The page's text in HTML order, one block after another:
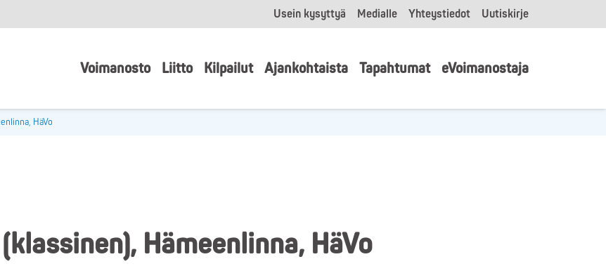
Usein kysyttyä Medialle Yhteystiedot Uutiskirje
Voimanosto Liitto Kilpailut Ajankohtaista Tapahtumat eVoimanostaja
HäVo
Hämeenlinna, HäVo